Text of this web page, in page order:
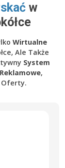
w
Wirtualne
Ale Także
System
,
Oferty.